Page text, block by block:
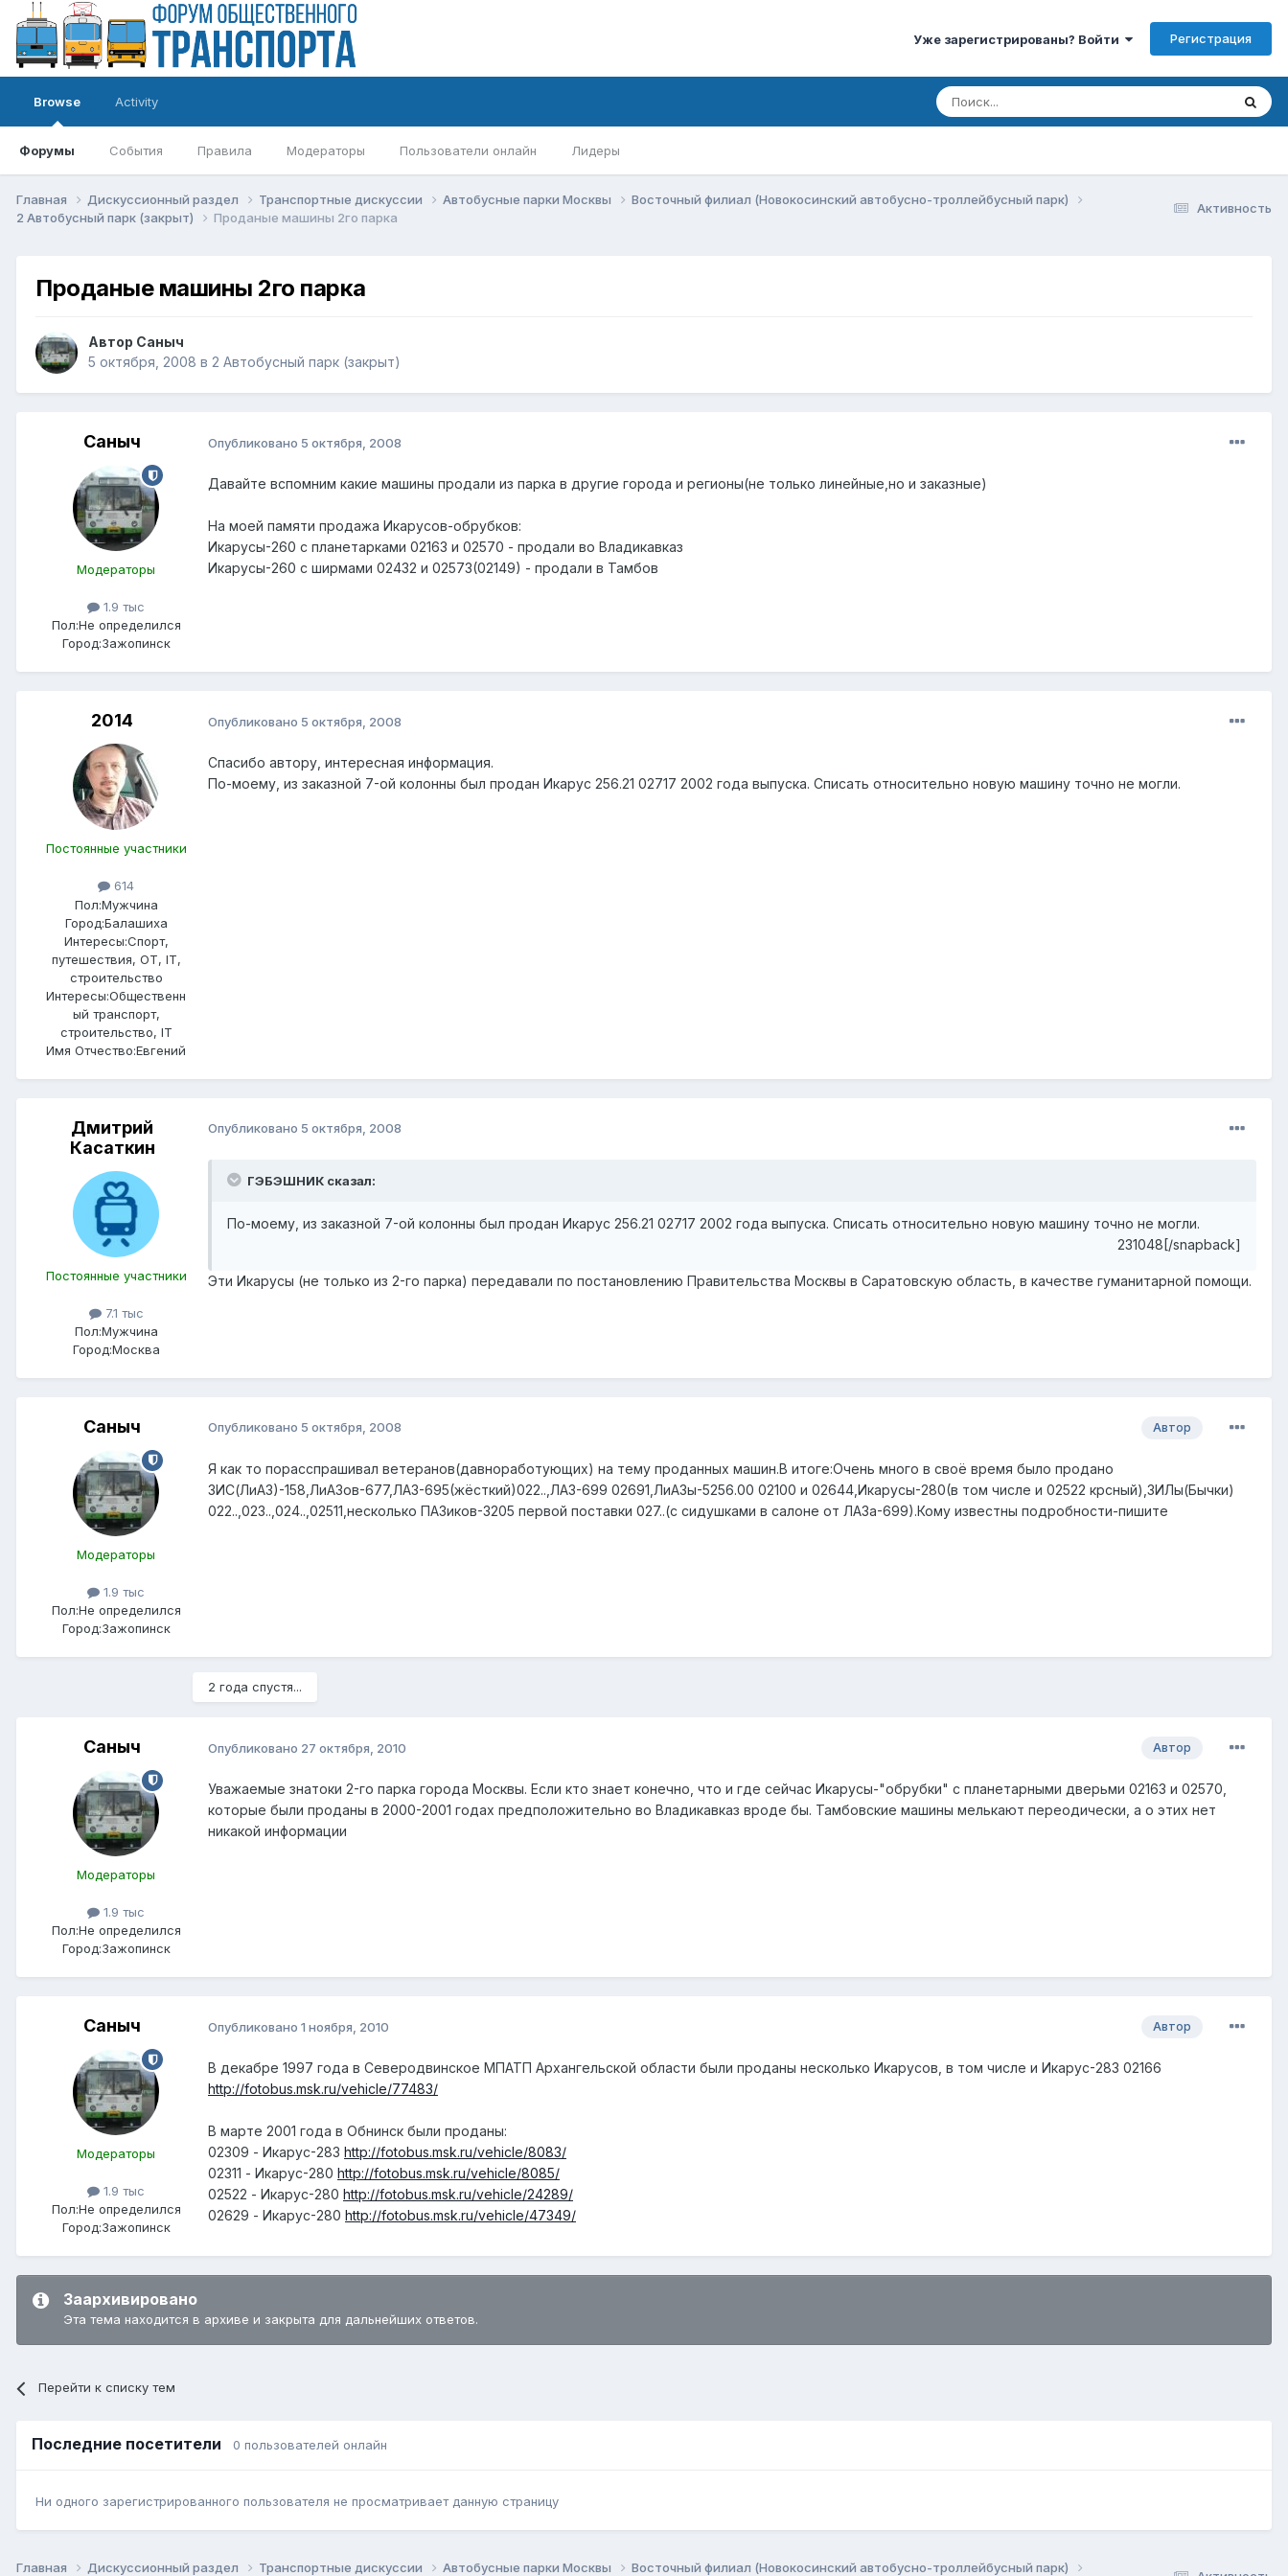
Уже зарегистрированы? Войти Регистрация
Browse
Форумы События Правила Модераторы Пользователи онлайн Лидеры
Activity
Активность
Главная Дискуссионный раздел Транспортные дискуссии Автобусные парки Москвы
Восточный филиал (Новокосинский автобусно-троллейбусный парк)
2 Автобусный парк (закрыт)
Проданые машины 2го парка
Проданые машины 2го парка
Автор Саныч
5 октября, 2008 в 2 Автобусный парк (закрыт)
Саныч
Модераторы
1.9 тыс
Пол:Не определился
Город:Зажопинск
Опубликовано 5 октября, 2008
Давайте вспомним какие машины продали из парка в другие города и регионы(не только линейные,но и заказные)
На моей памяти продажа Икарусов-обрубков:
Икарусы-260 с планетарками 02163 и 02570 - продали во Владикавказ
Икарусы-260 с ширмами 02432 и 02573(02149) - продали в Тамбов
2014
Постоянные участники
614
Пол:Мужчина
Город:Балашиха
Интересы:Спорт,
путешествия, ОТ, IT,
строительство
Интересы:Общественн
ый транспорт,
строительство, IT
Имя Отчество:Евгений
Опубликовано 5 октября, 2008
Спасибо автору, интересная информация.
По-моему, из заказной 7-ой колонны был продан Икарус 256.21 02717 2002 года выпуска. Списать относительно новую машину точно не могли.
Дмитрий
Касаткин
Постоянные участники
7.1 тыс
Пол:Мужчина
Город:Москва
Опубликовано 5 октября, 2008
ГЭБЭШНИК сказал:
По-моему, из заказной 7-ой колонны был продан Икарус 256.21 02717 2002 года выпуска. Списать относительно новую машину точно не могли.
231048[/snapback]
Эти Икарусы (не только из 2-го парка) передавали по постановлению Правительства Москвы в Саратовскую область, в качестве гуманитарной помощи.
Саныч
Модераторы
1.9 тыс
Пол:Не определился
Город:Зажопинск
Автор
Опубликовано 5 октября, 2008
Я как то порасспрашивал ветеранов(давноработующих) на тему проданных машин.В итоге:Очень много в своё время было продано
ЗИС(ЛиАЗ)-158,ЛиАЗов-677,ЛАЗ-695(жёсткий)022..,ЛАЗ-699 02691,ЛиАЗы-5256.00 02100 и 02644,Икарусы-280(в том числе и 02522 крсный),ЗИЛы(Бычки)
022..,023..,024..,02511,несколько ПАЗиков-3205 первой поставки 027..(с сидушками в салоне от ЛАЗа-699).Кому известны подробности-пишите
2 года спустя...
Саныч
Модераторы
1.9 тыс
Пол:Не определился
Город:Зажопинск
Автор
Опубликовано 27 октября, 2010
Уважаемые знатоки 2-го парка города Москвы. Если кто знает конечно, что и где сейчас Икарусы-"обрубки" с планетарными дверьми 02163 и 02570,
которые были проданы в 2000-2001 годах предположительно во Владикавказ вроде бы. Тамбовские машины мелькают переодически, а о этих нет
никакой информации
Саныч
Модераторы
1.9 тыс
Пол:Не определился
Город:Зажопинск
Автор
Опубликовано 1 ноября, 2010
В декабре 1997 года в Северодвинское МПАТП Архангельской области были проданы несколько Икарусов, в том числе и Икарус-283 02166
http://fotobus.msk.ru/vehicle/77483/
В марте 2001 года в Обнинск были проданы:
02309 - Икарус-283 http://fotobus.msk.ru/vehicle/8083/
02311 - Икарус-280 http://fotobus.msk.ru/vehicle/8085/
02522 - Икарус-280 http://fotobus.msk.ru/vehicle/24289/
02629 - Икарус-280 http://fotobus.msk.ru/vehicle/47349/
Заархивировано
Эта тема находится в архиве и закрыта для дальнейших ответов.
Перейти к списку тем
Последние посетители 0 пользователей онлайн
Ни одного зарегистрированного пользователя не просматривает данную страницу
Главная Дискуссионный раздел Транспортные дискуссии Автобусные парки Москвы Восточный филиал (Новокосинский автобусно-троллейбусный парк)